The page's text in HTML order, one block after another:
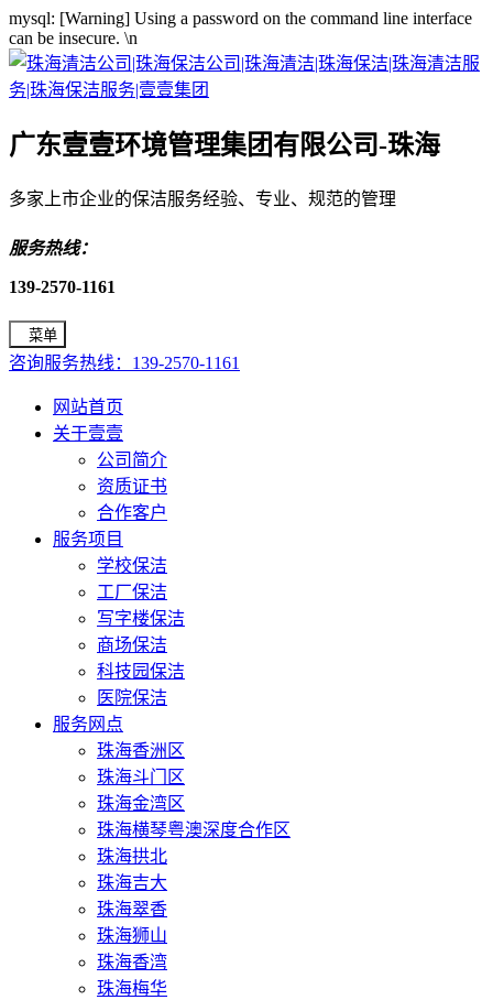
mysql: [Warning] Using a password on the command line interface
can be insecure. \n
广东壹壹环境管理集团有限公司-珠海
多家上市企业的保洁服务经验、专业、规范的管理
服务热线：
139-2570-1161
菜单
咨询服务热线：139-2570-1161
网站首页
关于壹壹
公司简介
资质证书
合作客户
服务项目
学校保洁
工厂保洁
写字楼保洁
商场保洁
科技园保洁
医院保洁
服务网点
珠海香洲区
珠海斗门区
珠海金湾区
珠海横琴粤澳深度合作区
珠海拱北
珠海吉大
珠海翠香
珠海狮山
珠海香湾
珠海梅华